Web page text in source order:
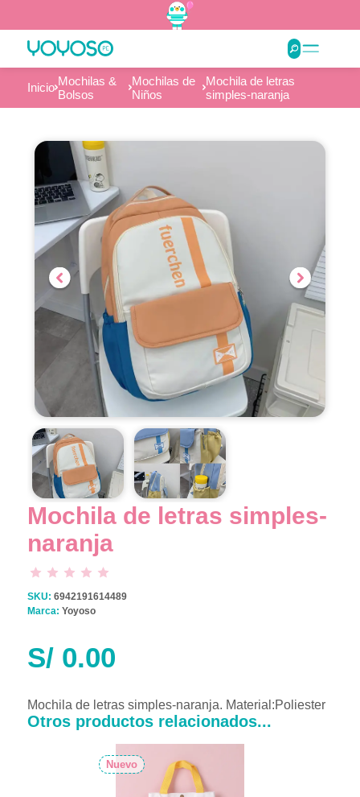
Inicio Mochilas &
Bolsos
Mochilas de
Niños
Mochila de letras
simples-naranja
Mochila de letras simples-
naranja
SKU: 6942191614489
Marca: Yoyoso
S/0.00
Mochila de letras simples-naranja. Material:Poliester
Otros productos relacionados...
Nuevo